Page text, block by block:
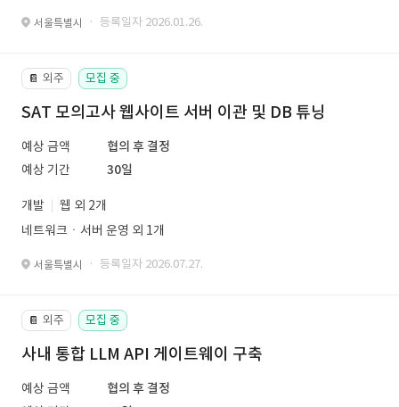
서울특별시 · 등록일자 2026.01.26.
📔 외주 모집 중
SAT 모의고사 웹사이트 서버 이관 및 DB 튜닝
예상 금액
협의 후 결정
예상 기간
30일
개발
웹 외 2개
네트워크ㆍ서버 운영 외 1개
서울특별시 · 등록일자 2026.07.27.
📔 외주 모집 중
사내 통합 LLM API 게이트웨이 구축
예상 금액
협의 후 결정